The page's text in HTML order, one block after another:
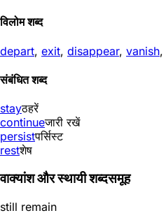
विलोम शब्द
depart, exit, disappear, vanish,
संबंधित शब्द
stayठहरें
continueजारी रखें
persistपर्सिस्ट
restशेष
वाक्यांश और स्थायी शब्दसमूह
still remain